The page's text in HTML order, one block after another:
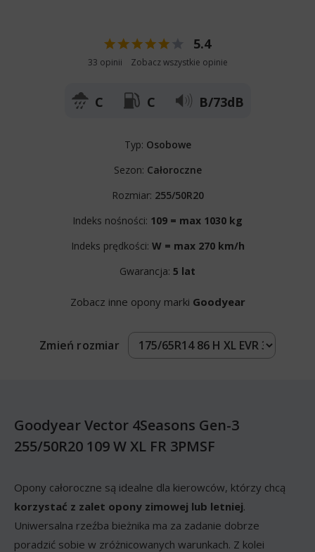
5.4
33 opinii Zobacz wszystkie opinie
C C B/73dB
Typ: Osobowe
Sezon: Całoroczne
Rozmiar: 255/50R20
Indeks nośności: 109 = max 1030 kg
Indeks prędkości: W = max 270 km/h
Gwarancja: 5 lat
Zobacz inne opony marki Goodyear
Zmień rozmiar
Goodyear Vector 4Seasons Gen-3
255/50R20 109 W XL FR 3PMSF
Opony całoroczne są idealne dla kierowców, którzy chcą
korzystać z zalet opony zimowej lub letniej.
Uniwersalna rzeźba bieżnika ma za zadanie dobrze
poradzić sobie w zróżnicowanych warunkach. Z kolei